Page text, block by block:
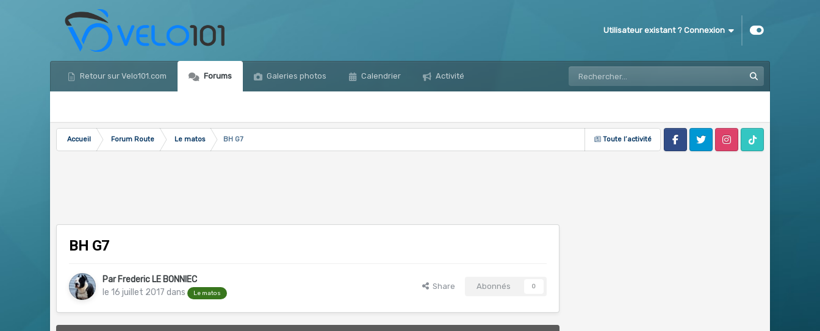
Utilisateur existant ? Connexion
Retour sur Velo101.com Forums Galeries photos Calendrier Activité
Toute l’activité
Accueil Forum Route Le matos
BH G7
FacebookTwitter InstagramTik Tok
BH G7
Par Frederic LE BONNIEC
le 16 juillet 2017 dans Le matos
Share Abonnés 0